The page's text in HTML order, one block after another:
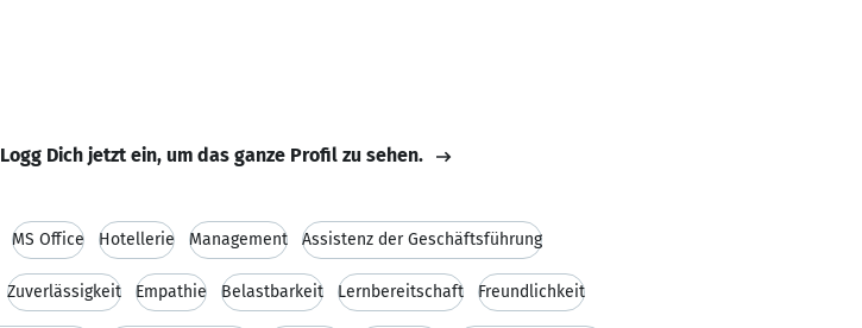
Logg Dich jetzt ein, um das ganze Profil zu sehen.
MS Office Hotellerie Management Assistenz der Geschäftsführung
Zuverlässigkeit Empathie Belastbarkeit Lernbereitschaft Freundlichkeit